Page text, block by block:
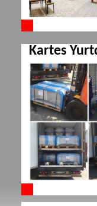
Kartes